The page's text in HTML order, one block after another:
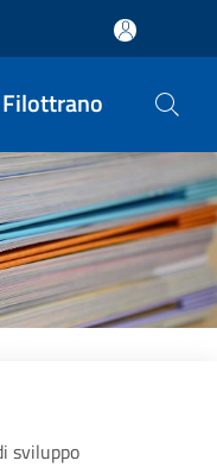
sviluppo